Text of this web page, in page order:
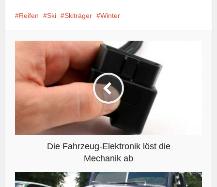
Reifen Ski Skiträger Winter
Die Fahrzeug-Elektronik löst die
Mechanik ab